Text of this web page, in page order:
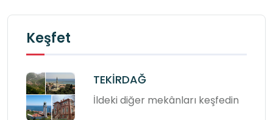
Keşfet
TEKİRDAĞ
İldeki diğer mekânları keşfedin